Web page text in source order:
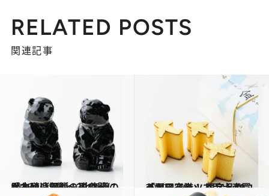
RELATED POSTS
関連記事
2018.11.17
かわいい仔熊の形の器には本醸造酒が！ 北海道の手みやげ3選 ～2018～
グルメ 2019.4.26
「羽田空港」で手土産買うならこれ！ 限定品やコラボスイーツ ベスト10
グルメ